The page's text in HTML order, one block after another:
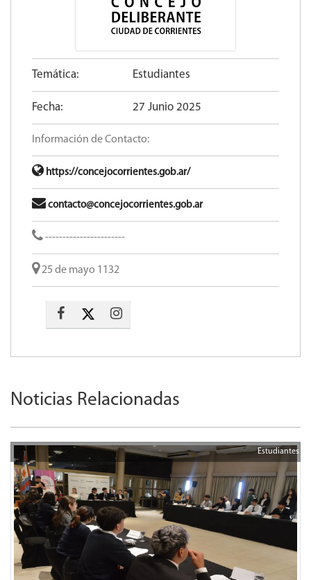
Temática: Estudiantes
Fecha: 27 Junio 2025
Información de Contacto:
https://concejocorrientes.gob.ar/
contacto@concejocorrientes.gob.ar
-----------------------
25 de mayo 1132
Noticias Relacionadas
Estudiantes